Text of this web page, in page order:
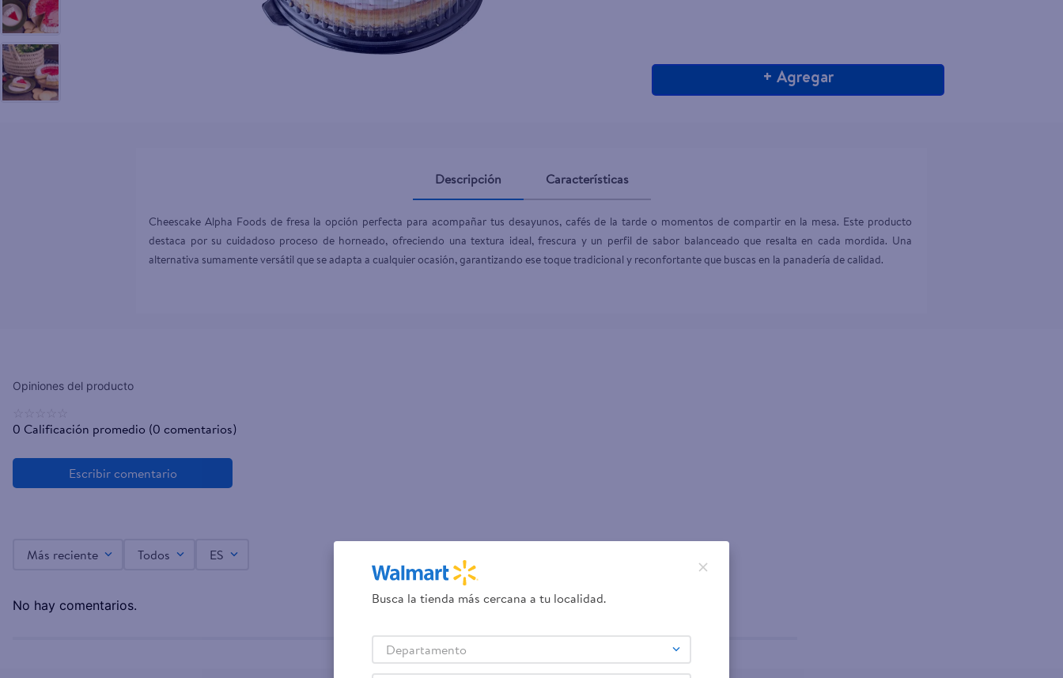
+ Agregar
Descripción Características
Cheescake Alpha Foods de fresa la opción perfecta para acompañar tus desayunos, cafés de la tarde o momentos de compartir en la mesa. Este producto
destaca por su cuidadoso proceso de horneado, ofreciendo una textura ideal, frescura y un perfil de sabor balanceado que resalta en cada mordida. Una
alternativa sumamente versátil que se adapta a cualquier ocasión, garantizando ese toque tradicional y reconfortante que buscas en la panadería de calidad.
0 Calificación promedio (0 comentarios)
Más reciente Todos ES
No hay comentarios. Busca la tienda más cercana a tu localidad.
Departamento
10. aceite